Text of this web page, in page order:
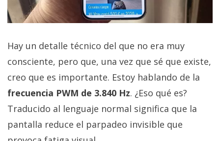
Hay un detalle técnico del que no era muy
consciente, pero que, una vez que sé que existe,
creo que es importante. Estoy hablando de la
frecuencia PWM de 3.840 Hz. ¿Eso qué es?
Traducido al lenguaje normal significa que la
pantalla reduce el parpadeo invisible que